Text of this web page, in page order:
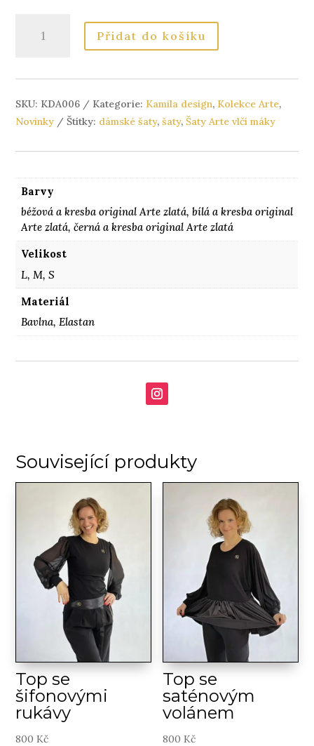
množství
Přidat do košíku
SKU: KDA006 Kategorie: Kamila design, Kolekce Arte,
Novinky
Štítky: dámské šaty,šaty,Šaty Arte vlčí máky
Barvy
béžová a kresba original Arte zlatá, bílá a kresba original
Arte zlatá, černá a kresba original Arte zlatá
Velikost
L, M, S
Materiál
Bavlna, Elastan
Související produkty
Top se
šifonovými
rukávy
800 Kč
Top se
saténovým
volánem
800 Kč